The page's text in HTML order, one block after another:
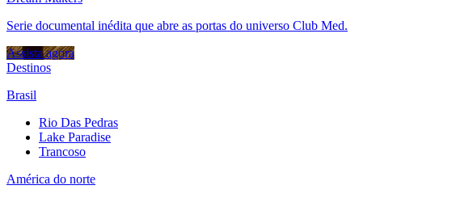
Serie documental inédita que abre as portas do universo Club Med.
Assista agora
Destinos
Brasil
Rio Das Pedras
Lake Paradise
Trancoso
América do norte